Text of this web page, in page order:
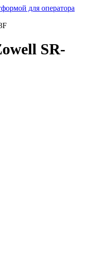
для оператора
SR-